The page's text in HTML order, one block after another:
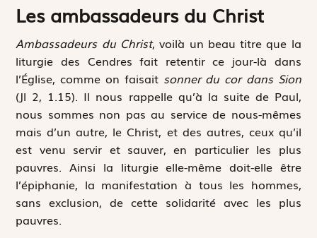
Les ambassadeurs du Christ
Ambassadeurs du Christ, voilà un beau titre que la
liturgie des Cendres fait retentir ce jour-là dans
l’Église, comme on faisait sonner du cor dans Sion
(Jl 2, 1.15). Il nous rappelle qu’à la suite de Paul,
nous sommes non pas au service de nous-mêmes
mais d’un autre, le Christ, et des autres, ceux qu’il
est venu servir et sauver, en particulier les plus
pauvres. Ainsi la liturgie elle-même doit-elle être
l’épiphanie, la manifestation à tous les hommes,
sans exclusion, de cette solidarité avec les plus
pauvres.